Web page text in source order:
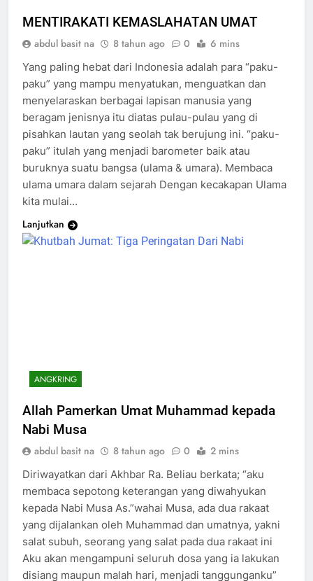
MENTIRAKATI KEMASLAHATAN UMAT
abdul basit na 8 tahun ago 0 6 mins
Yang paling hebat dari Indonesia adalah para “paku-
paku” yang mampu menyatukan, menguatkan dan
menyelaraskan berbagai lapisan manusia yang
beragam jenisnya itu diatas pulau-pulau yang di
pisahkan lautan yang seolah tak berujung ini. “paku-
paku” itulah yang menjadi barometer baik atau
buruknya suatu bangsa (ulama & umara). Membaca
ulama umara dalam sejarah Dengan kecakapan Ulama
kita mulai…
Lanjutkan
ANGKRING
Allah Pamerkan Umat Muhammad kepada
Nabi Musa
abdul basit na 8 tahun ago 0 2 mins
Diriwayatkan dari Akhbar Ra. Beliau berkata; “aku
membaca sepotong keterangan yang diwahyukan
kepada Nabi Musa As.”wahai Musa, ada dua rakaat
yang dijalankan oleh Muhammad dan umatnya, yakni
salat subuh, seorang yang salat pada dua rakaat ini
Aku akan mengampuni seluruh dosa yang ia lakukan
disiang maupun malah hari, menjadi tanggunganku”